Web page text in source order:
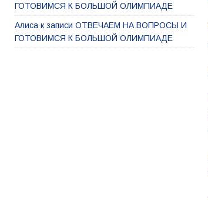
ГОТОВИМСЯ К БОЛЬШОЙ ОЛИМПИАДЕ
Алиса к записи ОТВЕЧАЕМ НА ВОПРОСЫ И
ГОТОВИМСЯ К БОЛЬШОЙ ОЛИМПИАДЕ